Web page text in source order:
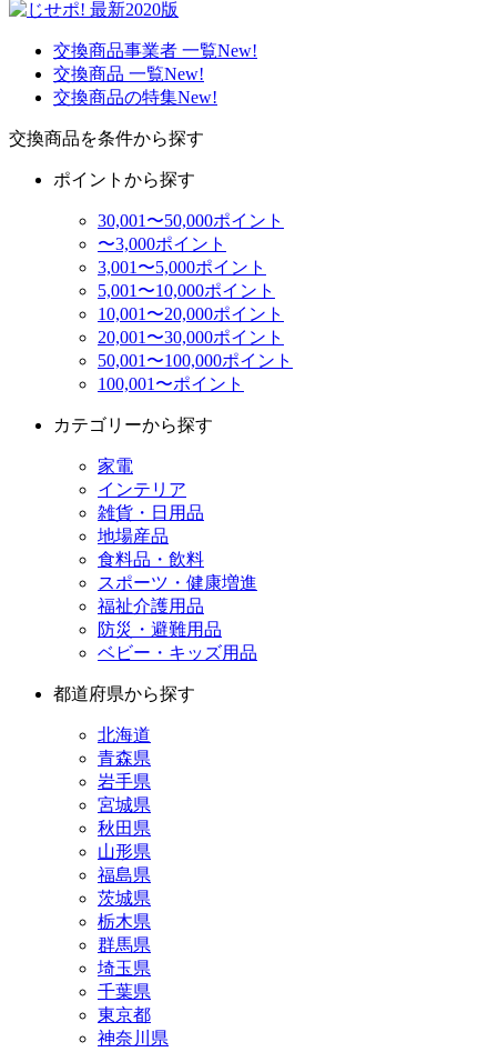
交換商品事業者 一覧New!
交換商品 一覧New!
交換商品の特集New!
交換商品を条件から探す
ポイントから探す
30,001〜50,000ポイント
〜3,000ポイント
3,001〜5,000ポイント
5,001〜10,000ポイント
10,001〜20,000ポイント
20,001〜30,000ポイント
50,001〜100,000ポイント
100,001〜ポイント
カテゴリーから探す
家電
インテリア
雑貨・日用品
地場産品
食料品・飲料
スポーツ・健康増進
福祉介護用品
防災・避難用品
ベビー・キッズ用品
都道府県から探す
北海道
青森県
岩手県
宮城県
秋田県
山形県
福島県
茨城県
栃木県
群馬県
埼玉県
千葉県
東京都
神奈川県